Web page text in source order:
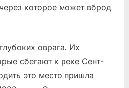
которое может вброд
оврага. Их
сбегают к реке Сент-
это место пришла